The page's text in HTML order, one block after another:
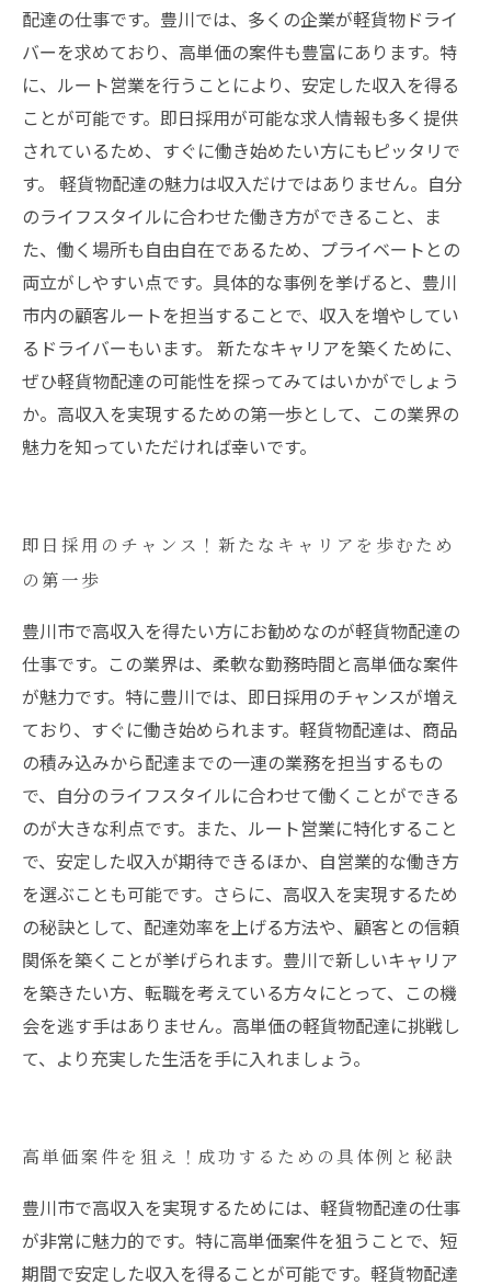
ャンスを掴もう
配達の仕事です。豊川では、多くの企業が軽貨物ドライ
バーを求めており、高単価の案件も豊富にあります。特
に、ルート営業を行うことにより、安定した収入を得る
ことが可能です。即日採用が可能な求人情報も多く提供
されているため、すぐに働き始めたい方にもピッタリで
す。 軽貨物配達の魅力は収入だけではありません。自分
のライフスタイルに合わせた働き方ができること、ま
た、働く場所も自由自在であるため、プライベートとの
両立がしやすい点です。具体的な事例を挙げると、豊川
市内の顧客ルートを担当することで、収入を増やしてい
るドライバーもいます。 新たなキャリアを築くために、
ぜひ軽貨物配達の可能性を探ってみてはいかがでしょう
か。高収入を実現するための第一歩として、この業界の
魅力を知っていただければ幸いです。
即日採用のチャンス！新たなキャリアを歩むため
の第一歩
豊川市で高収入を得たい方にお勧めなのが軽貨物配達の
仕事です。この業界は、柔軟な勤務時間と高単価な案件
が魅力です。特に豊川では、即日採用のチャンスが増え
ており、すぐに働き始められます。軽貨物配達は、商品
の積み込みから配達までの一連の業務を担当するもの
で、自分のライフスタイルに合わせて働くことができる
のが大きな利点です。また、ルート営業に特化すること
で、安定した収入が期待できるほか、自営業的な働き方
を選ぶことも可能です。さらに、高収入を実現するため
の秘訣として、配達効率を上げる方法や、顧客との信頼
関係を築くことが挙げられます。豊川で新しいキャリア
を築きたい方、転職を考えている方々にとって、この機
会を逃す手はありません。高単価の軽貨物配達に挑戦し
て、より充実した生活を手に入れましょう。
高単価案件を狙え！成功するための具体例と秘訣
豊川市で高収入を実現するためには、軽貨物配達の仕事
が非常に魅力的です。特に高単価案件を狙うことで、短
期間で安定した収入を得ることが可能です。軽貨物配達